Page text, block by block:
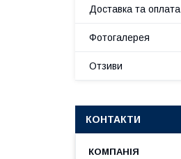
Доставка та оплата
Фотогалерея
Отзиви
КОНТАКТИ